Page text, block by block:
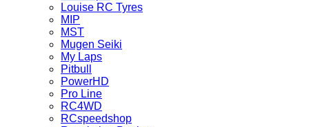
Louise RC Tyres
MIP
MST
Mugen Seiki
My Laps
Pitbull
PowerHD
Pro Line
RC4WD
RCspeedshop